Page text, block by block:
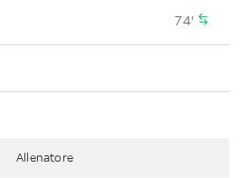
74'
Allenatore